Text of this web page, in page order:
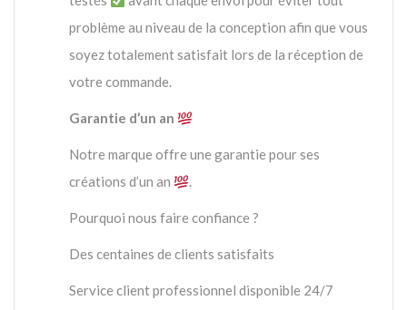
problème au niveau de la conception afin que vous
soyez totalement satisfait lors de la réception de
votre commande.
Garantie d’un an
Notre marque offre une garantie pour ses
créations d’un an
.
Pourquoi nous faire confiance ?
Des centaines de clients satisfaits
Service client professionnel disponible 24/7